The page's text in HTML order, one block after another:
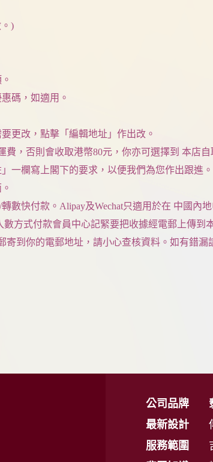
)
碼，如適用。
更改，點擊「編輯地址」作出改。
，否則會收取港幣80元，你亦可選擇到 本店自
一欄寫上閣下的要求，以便我們為您作出跟進。
數快付款。Alipay及Wechat只適用於在 中國內
式付款會員中心記緊要把收據經電郵上傳到
到你的電郵地址，請小心查核資料。如有錯漏
公司品牌
最新設計
服務範圍